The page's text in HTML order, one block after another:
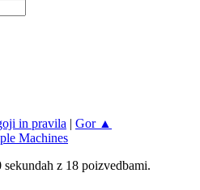
in pravila | Gor ▲
Machines
z 18 poizvedbami.